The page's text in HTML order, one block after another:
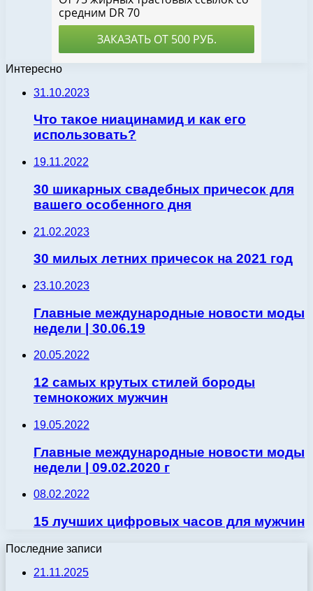
Интересно
31.10.2023
Что такое ниацинамид и как его
использовать?
19.11.2022
30 шикарных свадебных причесок для
вашего особенного дня
21.02.2023
30 милых летних причесок на 2021 год
23.10.2023
Главные международные новости моды
недели | 30.06.19
20.05.2022
12 самых крутых стилей бороды
темнокожих мужчин
19.05.2022
Главные международные новости моды
недели | 09.02.2020 г
08.02.2022
15 лучших цифровых часов для мужчин
Последние записи
21.11.2025